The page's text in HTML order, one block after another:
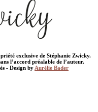
exclusive de Stéphanie Zwicky.
l’accord préalable de l’auteur.
- Design by Aurélie Bader